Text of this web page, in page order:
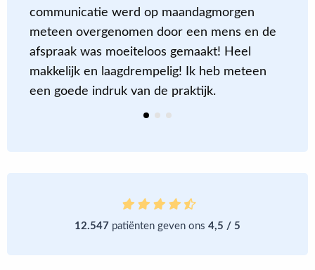
communicatie werd op maandagmorgen
meteen overgenomen door een mens en de
afspraak was moeiteloos gemaakt! Heel
makkelijk en laagdrempelig! Ik heb meteen
een goede indruk van de praktijk.
12.547 patiënten geven ons 4,5 / 5